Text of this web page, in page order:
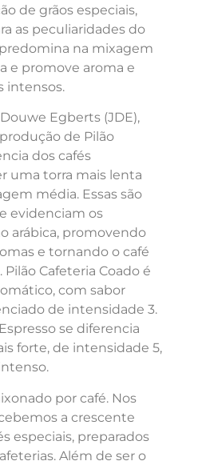
de grãos especiais,
as peculiaridades do
na mixagem
e promove aroma e
intensos.
Egberts (JDE),
de Pilão
dos cafés
uma torra mais lenta
média. Essas são
evidenciam os
arábica, promovendo
e tornando o café
Cafeteria Coado é
com sabor
de intensidade 3.
se diferencia
forte, de intensidade 5,
por café. Nos
a crescente
especiais, preparados
Além de ser o